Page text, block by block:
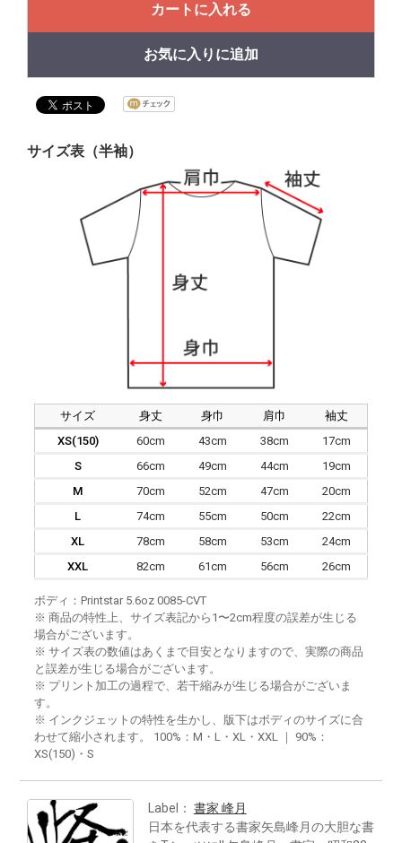
カートに入れる
お気に入りに追加
サイズ表（半袖）
サイズ 身丈 身巾 肩巾
袖丈
XS(150)
60cm 43cm 38cm
17cm
S
66cm 49cm 44cm
19cm
M
70cm 52cm 47cm
20cm
L
74cm 55cm 50cm
22cm
XL
78cm 58cm 53cm
24cm
XXL
82cm 61cm 56cm 26cm
ボディ：Printstar 5.6oz 0085-CVT
※ 商品の特性上、サイズ表記から1〜2cm程度の誤差が生じる
場合がございます。
※ サイズ表の数値はあくまで目安となりますので、実際の商品
と誤差が生じる場合がございます。
※ プリント加工の過程で、若干縮みが生じる場合がございま
す。
※ インクジェットの特性を生かし、版下はボディのサイズに合
わせて縮小されます。 100%：M・L・XL・XXL ｜ 90%：
XS(150)・S
Label： 書家 峰月
日本を代表する書家矢島峰月の大胆な書